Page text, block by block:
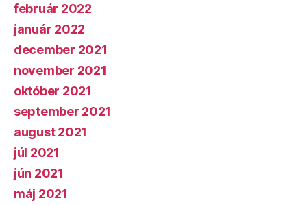
február 2022
január 2022
december 2021
november 2021
október 2021
september 2021
august 2021
júl 2021
jún 2021
máj 2021